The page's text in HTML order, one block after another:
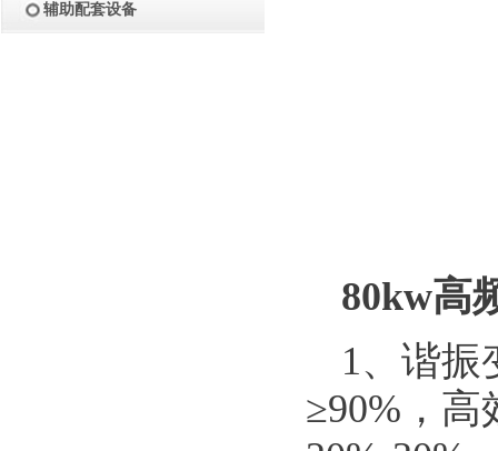
辅助配套设备
80kw高
1、谐振
≥90%，